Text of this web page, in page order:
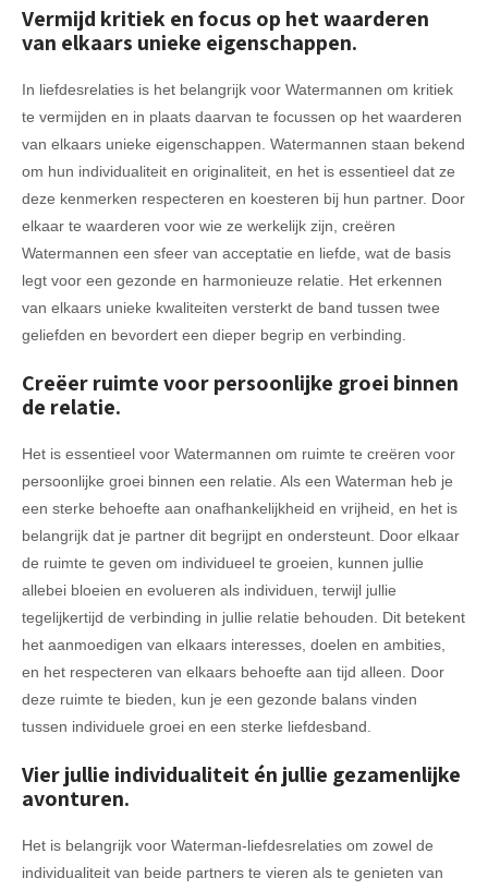
Vermijd kritiek en focus op het waarderen
van elkaars unieke eigenschappen.
In liefdesrelaties is het belangrijk voor Watermannen om kritiek
te vermijden en in plaats daarvan te focussen op het waarderen
van elkaars unieke eigenschappen. Watermannen staan bekend
om hun individualiteit en originaliteit, en het is essentieel dat ze
deze kenmerken respecteren en koesteren bij hun partner. Door
elkaar te waarderen voor wie ze werkelijk zijn, creëren
Watermannen een sfeer van acceptatie en liefde, wat de basis
legt voor een gezonde en harmonieuze relatie. Het erkennen
van elkaars unieke kwaliteiten versterkt de band tussen twee
geliefden en bevordert een dieper begrip en verbinding.
Creëer ruimte voor persoonlijke groei binnen
de relatie.
Het is essentieel voor Watermannen om ruimte te creëren voor
persoonlijke groei binnen een relatie. Als een Waterman heb je
een sterke behoefte aan onafhankelijkheid en vrijheid, en het is
belangrijk dat je partner dit begrijpt en ondersteunt. Door elkaar
de ruimte te geven om individueel te groeien, kunnen jullie
allebei bloeien en evolueren als individuen, terwijl jullie
tegelijkertijd de verbinding in jullie relatie behouden. Dit betekent
het aanmoedigen van elkaars interesses, doelen en ambities,
en het respecteren van elkaars behoefte aan tijd alleen. Door
deze ruimte te bieden, kun je een gezonde balans vinden
tussen individuele groei en een sterke liefdesband.
Vier jullie individualiteit én jullie gezamenlijke
avonturen.
Het is belangrijk voor Waterman-liefdesrelaties om zowel de
individualiteit van beide partners te vieren als te genieten van